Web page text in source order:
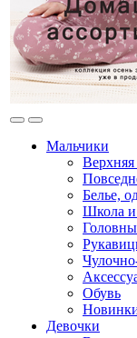
Мальчики
Белье,
Школа и
Обувь
Девочки